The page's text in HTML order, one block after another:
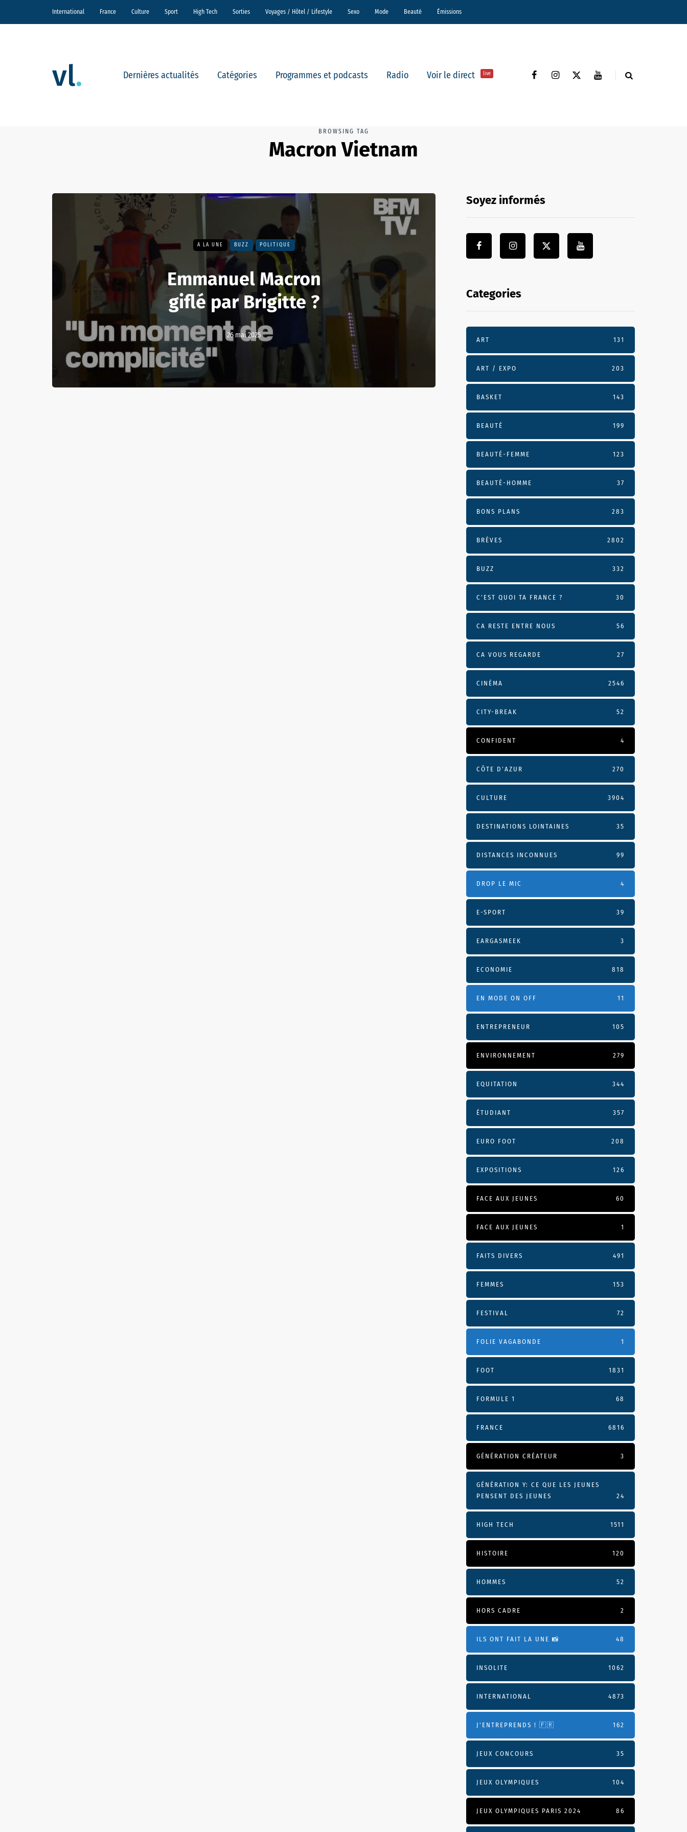
International France Culture Sport High Tech Sorties Voyages / Hôtel / Lifestyle Sexo Mode Beauté Émissions
Dernières actualités Catégories Programmes et podcasts Radio Voir le direct live
BROWSING TAG
Macron Vietnam
A LA UNE BUZZ POLITIQUE
Emmanuel Macron
giflé par Brigitte ?
26 mai 2025
Soyez informés
Categories
ART 131
ART / EXPO 203
BASKET 143
BEAUTÉ 199
BEAUTÉ-FEMME 123
BEAUTÉ-HOMME 37
BONS PLANS 283
BRÈVES 2802
BUZZ 332
C'EST QUOI TA FRANCE ? 30
CA RESTE ENTRE NOUS 56
CA VOUS REGARDE 27
CINÉMA 2546
CITY-BREAK 52
CONFIDENT 4
CÔTE D’AZUR 270
CULTURE 3904
DESTINATIONS LOINTAINES 35
DISTANCES INCONNUES 99
DROP LE MIC 4
E-SPORT 39
EARGASMEEK 3
ECONOMIE 818
EN MODE ON OFF 11
ENTREPRENEUR 105
ENVIRONNEMENT 279
EQUITATION 344
ÉTUDIANT 357
EURO FOOT 208
EXPOSITIONS 126
FACE AUX JEUNES 60
FACE AUX JEUNES 1
FAITS DIVERS 491
FEMMES 153
FESTIVAL 72
FOLIE VAGABONDE 1
FOOT 1831
FORMULE 1 68
FRANCE 6816
GÉNÉRATION CRÉATEUR 3
GÉNÉRATION Y: CE QUE LES JEUNES
PENSENT DES JEUNES
24
HIGH TECH 1511
HISTOIRE 120
HOMMES 52
HORS CADRE 2
ILS ONT FAIT LA UNE 📸 48
INSOLITE 1062
INTERNATIONAL 4873
J'ENTREPRENDS ! 🇫🇷 162
JEUX CONCOURS 35
JEUX OLYMPIQUES 104
JEUX OLYMPIQUES PARIS 2024 86